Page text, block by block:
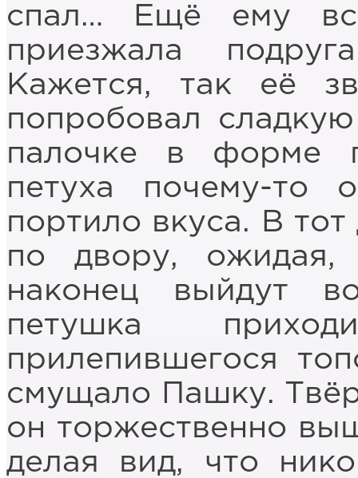
спал… Ещё ему
приезжала
Кажется, так её
попробовал
палочке в форме
петуха почему-то
портило вкуса. В
по двору,
наконец выйдут
петушка
прилепившегося
смущало Пашку.
он торжественно
делая вид, что